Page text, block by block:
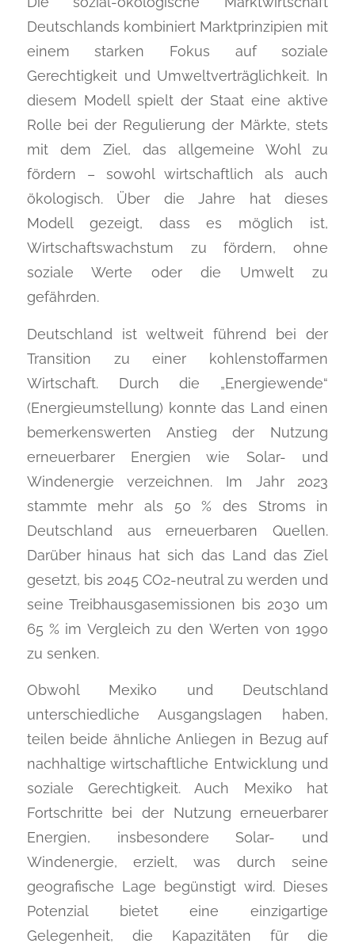
Deutschlands kombiniert Marktprinzipien mit
einem starken Fokus auf soziale
Gerechtigkeit und Umweltverträglichkeit. In
diesem Modell spielt der Staat eine aktive
Rolle bei der Regulierung der Märkte, stets
mit dem Ziel, das allgemeine Wohl zu
fördern – sowohl wirtschaftlich als auch
ökologisch. Über die Jahre hat dieses
Modell gezeigt, dass es möglich ist,
Wirtschaftswachstum zu fördern, ohne
soziale Werte oder die Umwelt zu
gefährden.
Deutschland ist weltweit führend bei der
Transition zu einer kohlenstoffarmen
Wirtschaft. Durch die „Energiewende“
(Energieumstellung) konnte das Land einen
bemerkenswerten Anstieg der Nutzung
erneuerbarer Energien wie Solar- und
Windenergie verzeichnen. Im Jahr 2023
stammte mehr als 50 % des Stroms in
Deutschland aus erneuerbaren Quellen.
Darüber hinaus hat sich das Land das Ziel
gesetzt, bis 2045 CO2-neutral zu werden und
seine Treibhausgasemissionen bis 2030 um
65 % im Vergleich zu den Werten von 1990
zu senken.
Obwohl Mexiko und Deutschland
unterschiedliche Ausgangslagen haben,
teilen beide ähnliche Anliegen in Bezug auf
nachhaltige wirtschaftliche Entwicklung und
soziale Gerechtigkeit. Auch Mexiko hat
Fortschritte bei der Nutzung erneuerbarer
Energien, insbesondere Solar- und
Windenergie, erzielt, was durch seine
geografische Lage begünstigt wird. Dieses
Potenzial bietet eine einzigartige
Gelegenheit, die Kapazitäten für die